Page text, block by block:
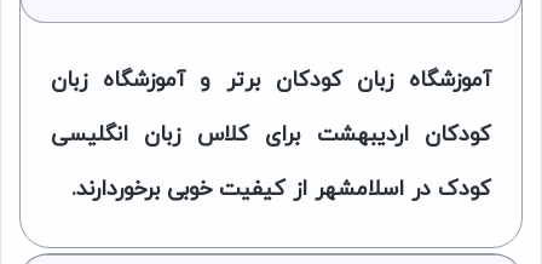
آموزشگاه زبان کودکان برتر و آموزشگاه زبان
کودکان اردیبهشت برای کلاس زبان انگلیسی
کودک در اسلامشهر از کیفیت خوبی برخوردارند.